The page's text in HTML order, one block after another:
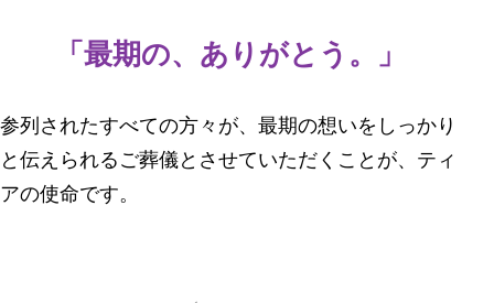
「最期の、ありがとう。」
参列されたすべての方々が、最期の想いをしっかり
と伝えられるご葬儀とさせていただくことが、 ティ
アの使命です。